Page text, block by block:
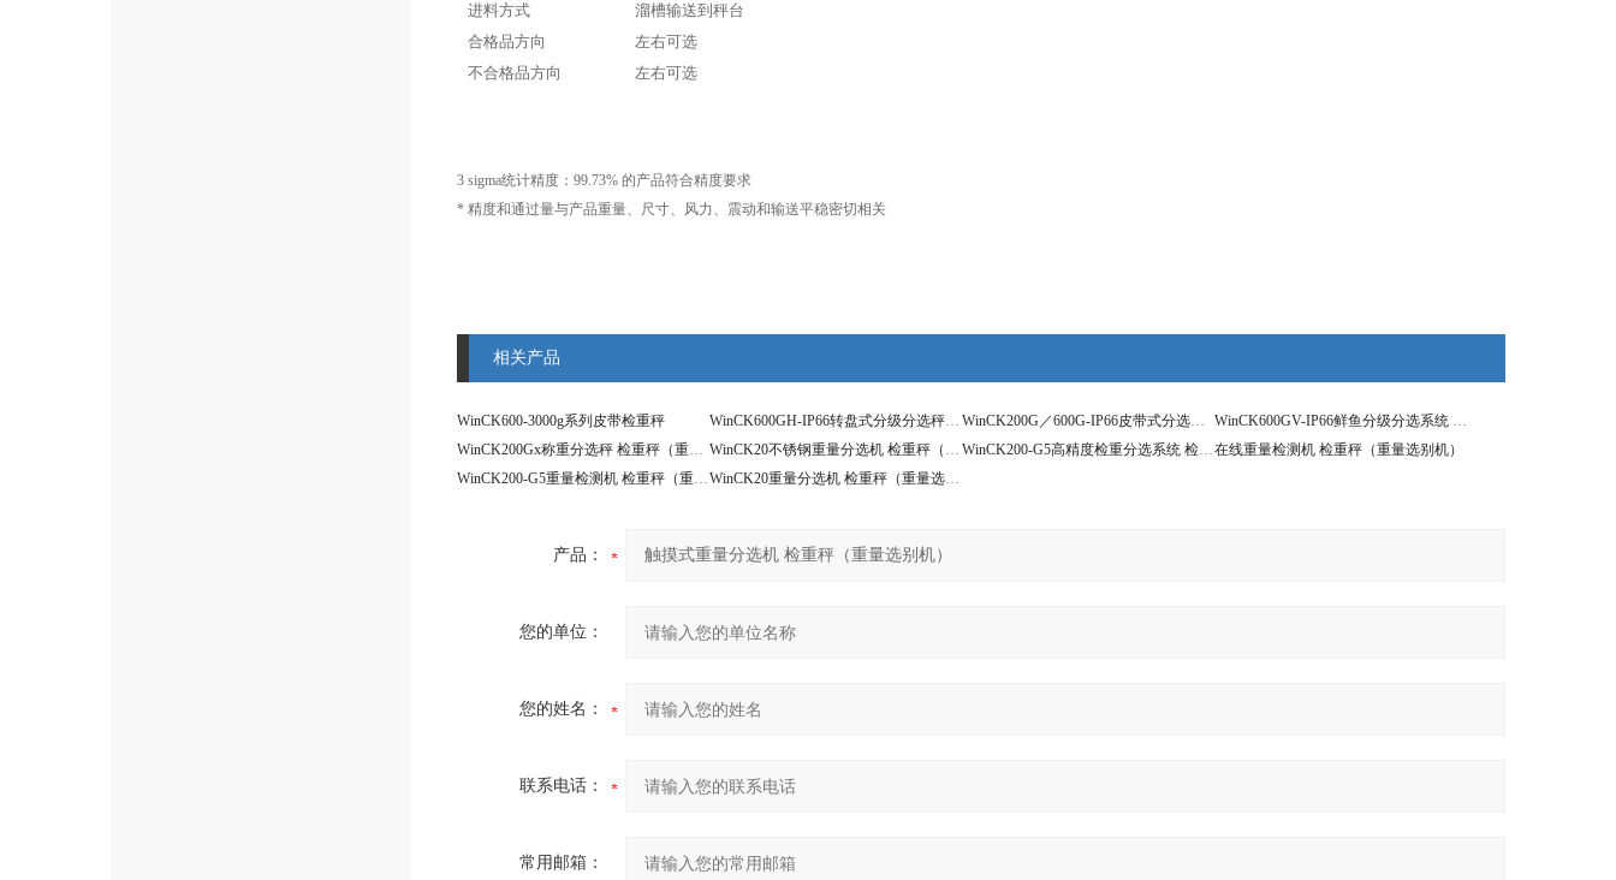
进料方式
溜槽输送到秤台
合格品方向
左右可选
不合格品方向
左右可选
3 sigma统计精度：99.73% 的产品符合精度要求
* 精度和通过量与产品重量、尺寸、风力、震动和输送平稳密切相关
相关产品
WinCK600-3000g系列皮带检重秤 WinCK600GH-IP66转盘式分级分选秤 检重秤（重量选别机） WinCK200G／600G-IP66皮带式分选系统 检重秤（重量选别机）
WinCK600GV-IP66鲜鱼分级分选系统 检重秤（重量选别机）
WinCK200Gx称重分选秤 检重秤（重量选别机）
WinCK20不锈钢重量分选机 检重秤（重量选别机） WinCK200-G5高精度检重分选系统 检重秤（重量选别机）在线重量检测机 检重秤（重量选别机）
WinCK200-G5重量检测机 检重秤（重量选别机）
WinCK20重量分选机 检重秤（重量选别机）
产品：
您的单位：
您的姓名：
联系电话：
常用邮箱：